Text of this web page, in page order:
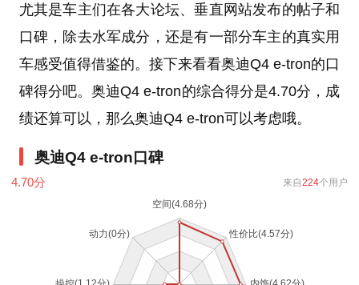
尤其是车主们在各大论坛、垂直网站发布的帖子和
口碑，除去水军成分，还是有一部分车主的真实用
车感受值得借鉴的。接下来看看奥迪Q4 e-tron的口
碑得分吧。奥迪Q4 e-tron的综合得分是4.70分，成
绩还算可以，那么奥迪Q4 e-tron可以考虑哦。
奥迪Q4 e-tron口碑
4.70分 来自224个用户